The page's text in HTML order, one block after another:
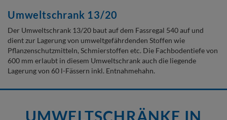
Umweltschrank 13/20
Der Umweltschrank 13/20 baut auf dem Fassregal 540 auf und
dient zur Lagerung von umweltgefährdenden Stoffen wie
Pflanzenschutzmitteln, Schmierstoffen etc. Die Fachbodentiefe von
600 mm erlaubt in diesem Umweltschrank auch die liegende
Lagerung von 60 l-Fässern inkl. Entnahmehahn.
UMWELTSCHRÄNKE IN